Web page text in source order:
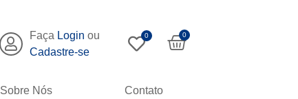
Faça Login ou
Cadastre-se
0 0
Sobre Nós Contato